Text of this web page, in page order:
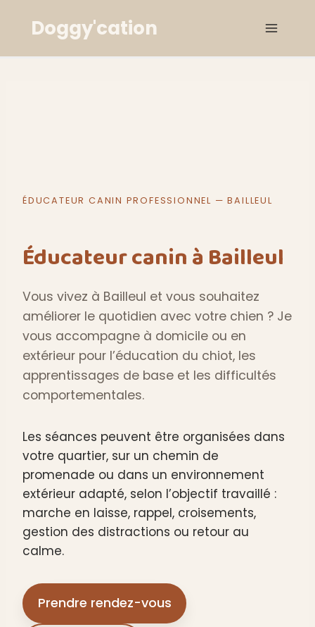
Doggy'cation
ÉDUCATEUR CANIN PROFESSIONNEL — BAILLEUL
Éducateur canin à Bailleul
Vous vivez à Bailleul et vous souhaitez
améliorer le quotidien avec votre chien ? Je
vous accompagne à domicile ou en
extérieur pour l’éducation du chiot, les
apprentissages de base et les difficultés
comportementales.
Les séances peuvent être organisées dans
votre quartier, sur un chemin de
promenade ou dans un environnement
extérieur adapté, selon l’objectif travaillé :
marche en laisse, rappel, croisements,
gestion des distractions ou retour au
calme.
Prendre rendez-vous